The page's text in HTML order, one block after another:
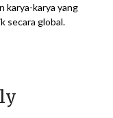
karya-karya yang
secara global.